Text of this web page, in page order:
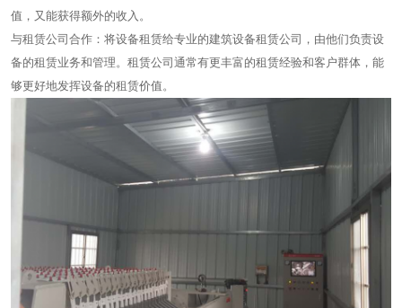
值，又能获得额外的收入。
与租赁公司合作：将设备租赁给专业的建筑设备租赁公司，由他们负责设
备的租赁业务和管理。租赁公司通常有更丰富的租赁经验和客户群体，能
够更好地发挥设备的租赁价值。